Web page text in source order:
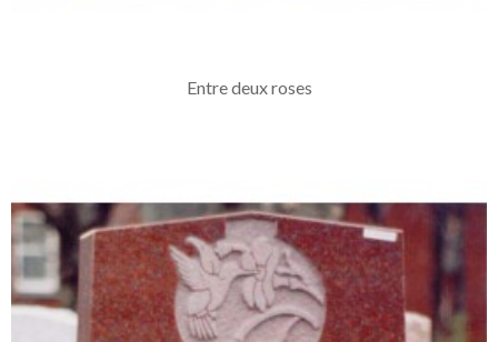
Entre deux roses